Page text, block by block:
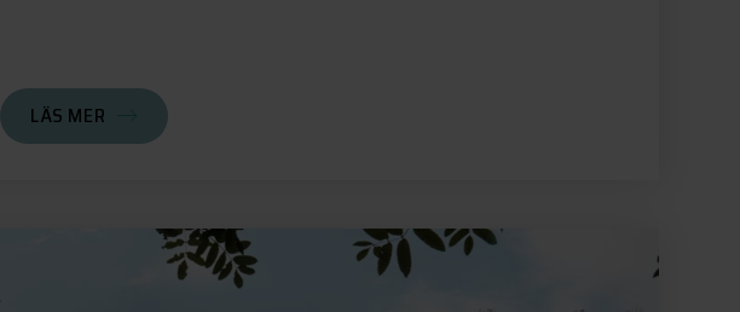
LÄS MER